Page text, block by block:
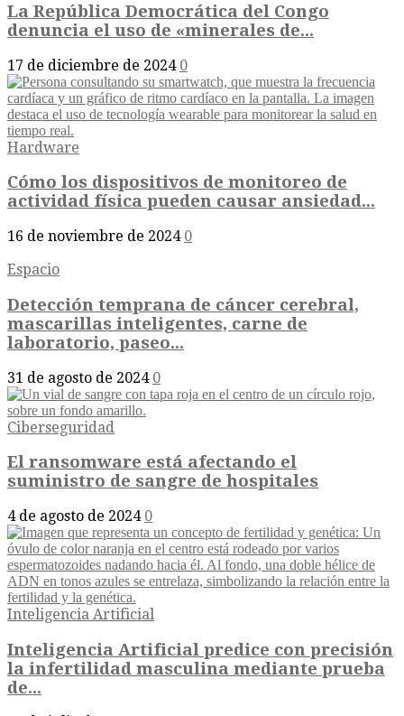
La República Democrática del Congo
denuncia el uso de «minerales de...
17 de diciembre de 2024 0
Hardware
Cómo los dispositivos de monitoreo de
actividad física pueden causar ansiedad...
16 de noviembre de 2024 0
Espacio
Detección temprana de cáncer cerebral,
mascarillas inteligentes, carne de
laboratorio, paseo...
31 de agosto de 2024 0
Ciberseguridad
El ransomware está afectando el
suministro de sangre de hospitales
4 de agosto de 2024 0
Inteligencia Artificial
Inteligencia Artificial predice con precisión
la infertilidad masculina mediante prueba
de...